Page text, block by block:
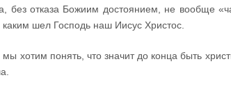
без отказа Божиим достоянием, не вообще
каким шел Господь наш Иисус Христос.
мы хотим понять, что значит до конца быть